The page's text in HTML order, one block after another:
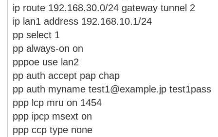
ip route 192.168.30.0/24 gateway tunnel 2
ip lan1 address 192.168.10.1/24
pp select 1
pp always-on on
pppoe use lan2
pp auth accept pap chap
pp auth myname test1@example.jp test1pass
ppp lcp mru on 1454
ppp ipcp msext on
ppp ccp type none